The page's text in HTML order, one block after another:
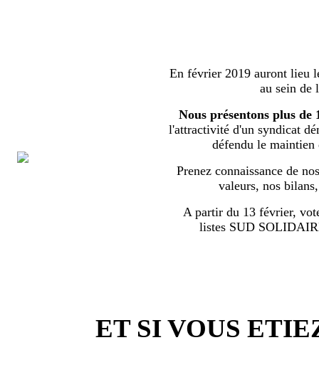
En février 2019 auront lieu
au sein de
Nous présentons plus de
l'attractivité d'un syndicat
défendu le maintien
Prenez connaissance de
valeurs, nos
A partir du 13 février,
listes SUD
ET SI VOUS